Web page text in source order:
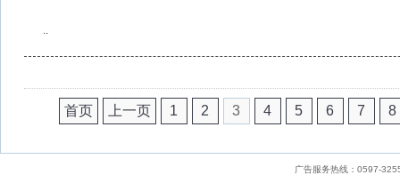
..
首页 上一页 1 2 3 4 5 6 7 8
广告服务热线：0597-